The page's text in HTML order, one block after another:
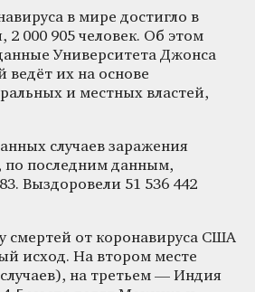
в мире достигло в
2 000 905 человек. Об этом
Университета Джонса
ведёт их на основе
и местных властей,
случаев заражения
по последним данным,
Выздоровели 51 536 442
смертей от коронавируса США
исход. На втором месте
на третьем — Индия